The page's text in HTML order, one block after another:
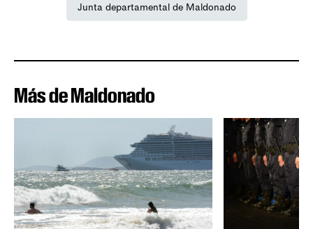
Junta departamental de Maldonado
Más de Maldonado